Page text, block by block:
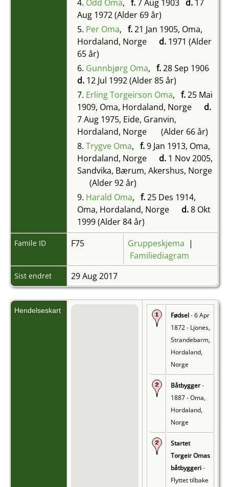
4. Odd Oma, f.7 Aug 1903 d.17
Aug 1972 (Alder 69 år)
5. Per Oma, f.21 Jan 1905, Oma,
Hordaland, Norge
d.1971 (Alder
65 år)
6. Gunnbjørg Oma, f.28 Sep 1906
d.12 Jul 1992 (Alder 85 år)
7. Erling Torgeirson Oma, f.25 Mai
1909, Oma, Hordaland, Norge
d.
7 Aug 1975, Eide, Granvin,
Hordaland, Norge
(Alder 66 år)
8. Trygve Oma, f.9 Jan 1913, Oma,
Hordaland, Norge
d.1 Nov 2005,
Sandvika, Bærum, Akershus, Norge
(Alder 92 år)
9. Harald Oma, f.25 Des 1914,
Oma, Hordaland, Norge
d.8 Okt
1999 (Alder 84 år)
Famile ID F75 Gruppeskjema |
Familiediagram
Sist endret 29 Aug 2017
Hendelseskart
Fødsel- 6 Apr
1872 - Ljones,
Strandebarm,
Hordaland,
Norge
Båtbygger-
1887 - Oma,
Hordaland,
Norge
Startet
Torgeir Omas
båtbyggeri-
Flyttet tilbake